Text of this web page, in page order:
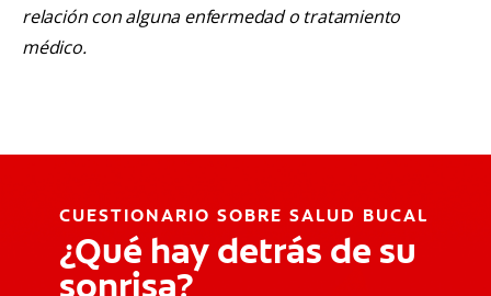
relación con alguna enfermedad o tratamiento
médico.
CUESTIONARIO SOBRE SALUD BUCAL
¿Qué hay detrás de su
sonrisa?